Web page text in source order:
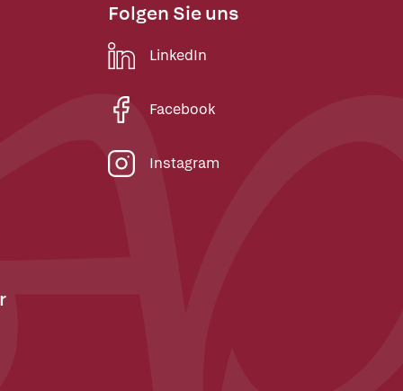
Folgen Sie uns
LinkedIn
Facebook
Instagram